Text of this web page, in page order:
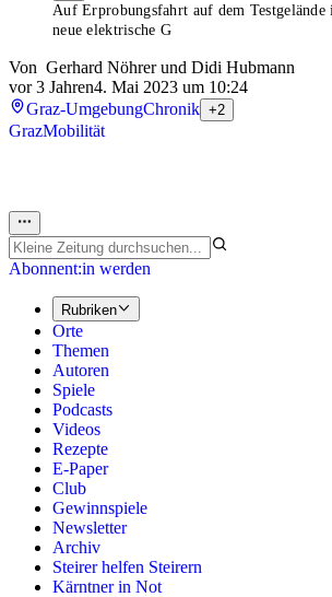
Auf Erprobungsfahrt auf dem Testgelände
neue elektrische G
Von Gerhard Nöhrerund Didi Hubmann
vor 3 Jahren4. Mai 2023 um 10:24
Graz-UmgebungChronik +2
GrazMobilität
Abonnent:in werden
Rubriken
Orte
Themen
Autoren
Spiele
Podcasts
Videos
Rezepte
E-Paper
Club
Gewinnspiele
Newsletter
Archiv
Steirer helfen Steirern
Kärntner in Not